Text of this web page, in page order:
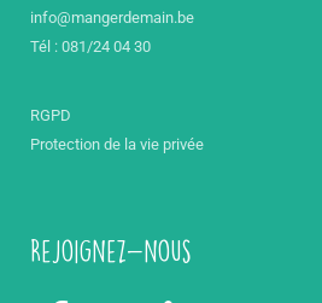
info@mangerdemain.be
Tél : 081/24 04 30
RGPD
Protection de la vie privée
Rejoignez-nous